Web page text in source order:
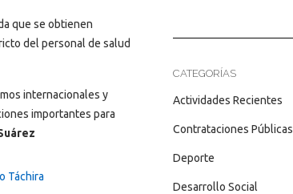
que se obtienen
del personal de salud
internacionales y
importantes para
Táchira
CATEGORÍAS
Actividades Recientes
Contrataciones Públicas
Deporte
Desarrollo Social